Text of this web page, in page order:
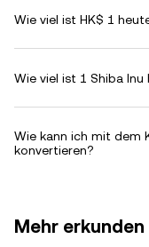
Wie viel ist HK$ 1
Wie viel ist 1 Shiba Inu
Wie kann ich mit dem
konvertieren?
Mehr erkunden